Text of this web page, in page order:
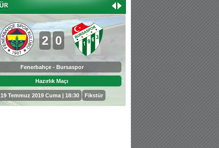
Teksas tribününden Kaan İnal'ın dünya ta
Hoş geldin Güneş bebek!
Teksas tribününden Sadettin Çetinoğlu'nu
2 0
Fenerbahçe - Bursaspor
Hazırlık Maçı
19 Temmuz 2019 Cuma | 18:30 Fikstür
0 3
Bursaspor - Sepahan
Hazırlık Maçı
25 Temmuz 2019 Perşembe |